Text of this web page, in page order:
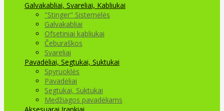
Galvakabliai, Svareliai, Kabliukai
"Stinger" Sistemėlės
Galvakabliai
Ofsetiniai kabliukai
Čeburaškos
Svareliai
Pavadėliai, Segtukai, Suktukai
Spyruoklės
Pavadėliai
Segtukai, Suktukai
Medžiagos pavadėliams
Aksesuarai Įrankiai